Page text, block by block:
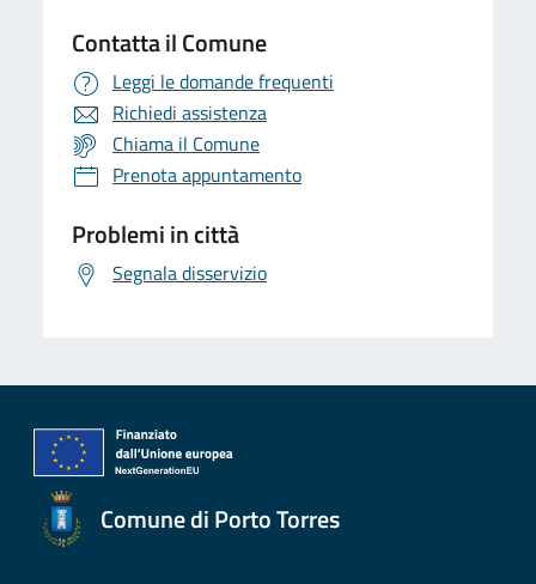
Contatta il Comune
Leggi le domande frequenti
Richiedi assistenza
Chiama il Comune
Prenota appuntamento
Problemi in città
Segnala disservizio
Comune di Porto Torres